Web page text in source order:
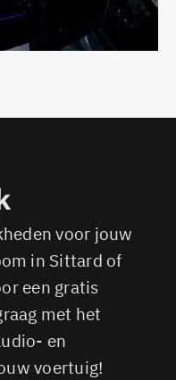
voor jouw
in Sittard of
een gratis
met het
en
voertuig!